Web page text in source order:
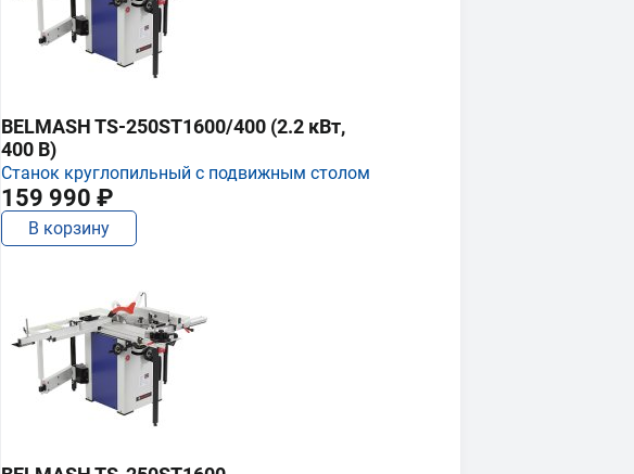
BELMASH TS-250ST1600/400 (2.2 кВт,
400 В)
Станок круглопильный с подвижным столом
159 990 ₽
В корзину